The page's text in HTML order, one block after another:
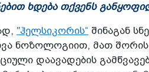
ხდება თქვენს
"ჰელსიკორის“ შინაგან
ნოზოლოგიით, მათ
დაავადების